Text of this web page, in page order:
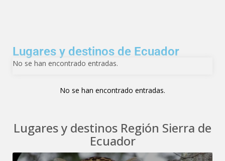
Lugares y destinos de Ecuador
No se han encontrado entradas.
No se han encontrado entradas.
Lugares y destinos Región Sierra de
Ecuador